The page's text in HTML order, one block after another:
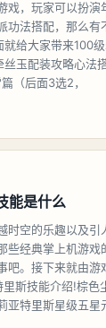
戏，玩家可以扮演
功法搭配，那么有
给大家带来100
玉配装攻略心法
（后面3选2，
能是什么
空的乐趣以及引
些经典掌上机游戏
吧。接下来就由游
斯技能介绍!棕色
亚特里斯星级五星